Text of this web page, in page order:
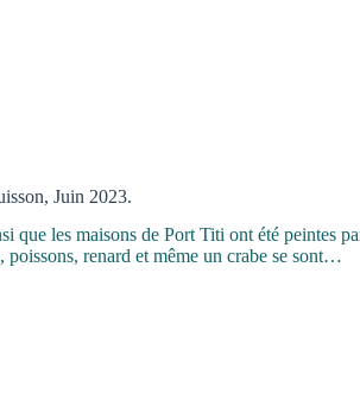
Juin 2023.
que les maisons de Port Titi ont été peintes
poissons, renard et même un crabe se sont…